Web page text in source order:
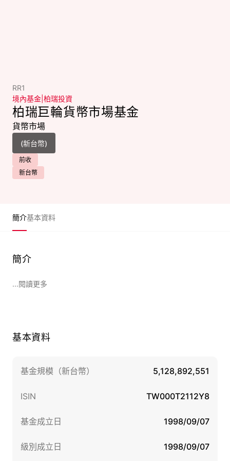
RR1
境內基金 柏瑞投資
柏瑞巨輪貨幣市場基金
貨幣市場
前收
新台幣
簡介基本資料
簡介
...閱讀更多
基本資料
基金規模（新台幣） 5,128,892,551
ISIN TW000T2112Y8
基金成立日 1998/09/07
級別成立日 1998/09/07